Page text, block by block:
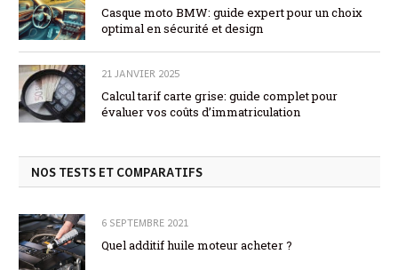
Casque moto BMW: guide expert pour un choix
optimal en sécurité et design
21 JANVIER 2025
Calcul tarif carte grise: guide complet pour
évaluer vos coûts d’immatriculation
NOS TESTS ET COMPARATIFS
6 SEPTEMBRE 2021
Quel additif huile moteur acheter ?